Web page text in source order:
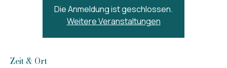
Die Anmeldung ist geschlossen.
Weitere Veranstaltungen
Zeit & Ort